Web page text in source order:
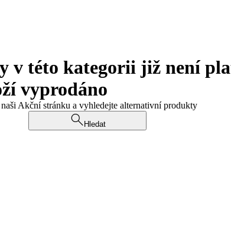
v této kategorii již není
vyprodáno
Akční stránku a vyhledejte alternativní produkty
Hledat